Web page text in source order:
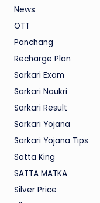
News
OTT
Panchang
Recharge Plan
Sarkari Exam
Sarkari Naukri
Sarkari Result
Sarkari Yojana
Sarkari Yojana Tips
Satta King
SATTA MATKA
Silver Price